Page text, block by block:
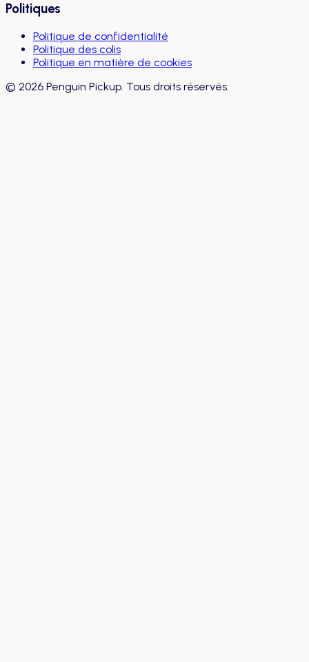
Politiques
Politique de confidentialité
Politique des colis
Politique en matière de cookies
© 2026 Penguin Pickup. Tous droits réservés.